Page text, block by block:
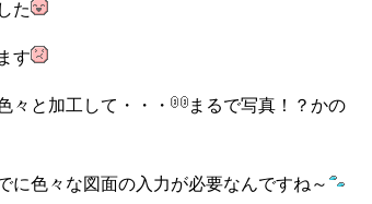
た
す
々と加工して・・・
まるで写真！？かの
に色々な図面の入力が必要なんですね～